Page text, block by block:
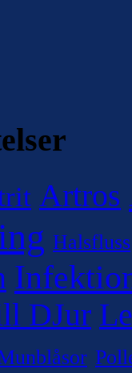
Artros
Halsfluss
DJur